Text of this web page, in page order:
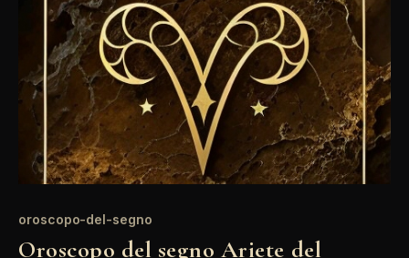
possono guidarti verso
oroscopo-del-segno
Oroscopo del segno Ariete del